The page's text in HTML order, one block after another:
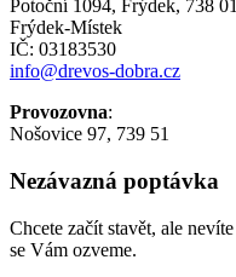
Potoční 1094, Frýdek, 738 01
Frýdek-Místek
IČ: 03183530
info@drevos-dobra.cz
Provozovna:
Nošovice 97, 739 51
Nezávazná poptávka
Chcete začít stavět, ale
se Vám ozveme.